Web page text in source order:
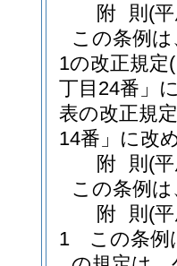
附 則 (
この条例
1の改正規定
丁目24番」
表の改正規定
14番」に改
附 則 (
この条例
附 則 (
1
この条例